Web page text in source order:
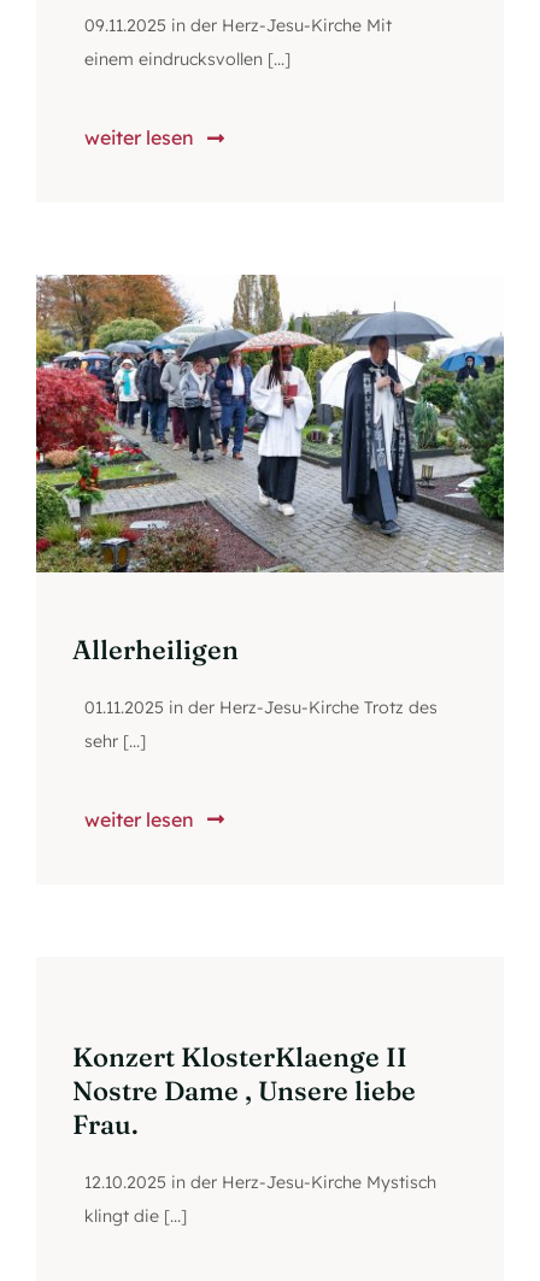
09.11.2025 in der Herz-Jesu-Kirche Mit
einem eindrucksvollen [...]
weiter lesen
Allerheiligen
01.11.2025 in der Herz-Jesu-Kirche Trotz des
sehr [...]
weiter lesen
Konzert KlosterKlaenge II
Nostre Dame , Unsere liebe
Frau.
12.10.2025 in der Herz-Jesu-Kirche Mystisch
klingt die [...]